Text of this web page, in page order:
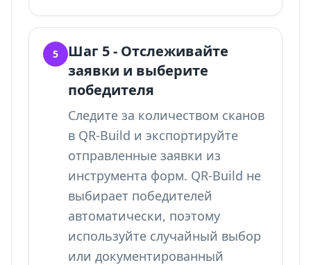
5
Шаг 5 - Отслеживайте
заявки и выберите
победителя
Следите за количеством сканов
в QR-Build и экспортируйте
отправленные заявки из
инструмента форм. QR-Build не
выбирает победителей
автоматически, поэтому
используйте случайный выбор
или документированный